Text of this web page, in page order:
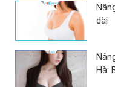
dài
Hà: